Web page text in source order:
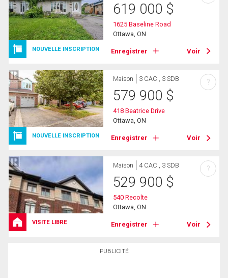
PUBLICITÉ
NOUVELLE INSCRIPTION
619 000 $
1625 Baseline Road
Ottawa, ON
Enregistrer Voir
NOUVELLE INSCRIPTION
Maison 3 CAC , 3 SDB
579 900 $
418 Beatrice Drive
Ottawa, ON
Enregistrer Voir
?
VISITE LIBRE
Maison 4 CAC , 3 SDB
529 900 $
540 Recolte
Ottawa, ON
Enregistrer Voir
?